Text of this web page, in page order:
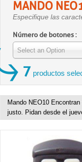
MANDO
Especifique las
Número de botones :
Select an Option
7 productos
Mando NEO10
justo. Pidan desde el